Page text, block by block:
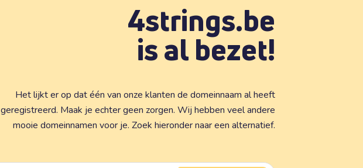
4strings.be
is al bezet!
Het lijkt er op dat één van onze klanten de domeinnaam al heeft
geregistreerd. Maak je echter geen zorgen. Wij hebben veel andere
mooie domeinnamen voor je. Zoek hieronder naar een alternatief.